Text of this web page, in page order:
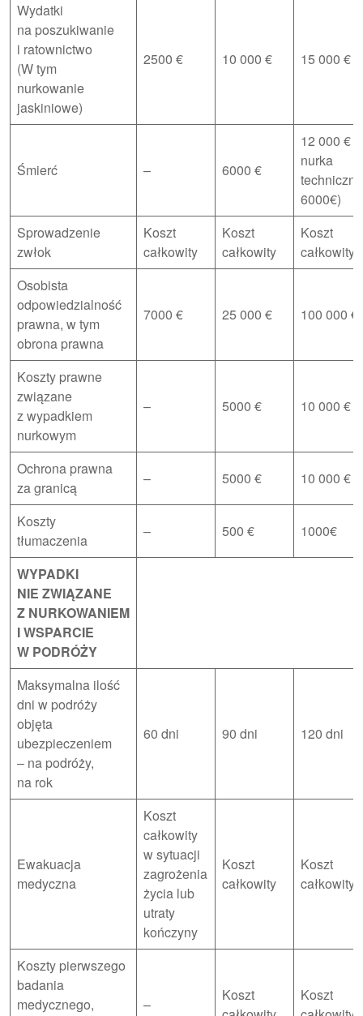
Wydatki
na poszukiwanie
i ratownictwo
(W tym
nurkowanie
jaskiniowe)
2500 € 10 000 € 15 000 €
Śmierć – 6000 €
12 000 €
nurka
6000€)
Sprowadzenie
zwłok
Koszt
całkowity
Koszt
całkowity
Koszt
całkowity
Osobista
odpowiedzialność
prawna, w tym
obrona prawna
7000 € 25 000 € 100 000 €
Koszty prawne
związane
z wypadkiem
nurkowym
– 5000 € 10 000 €
Ochrona prawna
za granicą
– 5000 € 10 000 €
Koszty
tłumaczenia
– 500 € 1000€
WYPADKI
NIE ZWIĄZANE
Z NURKOWANIEM
I WSPARCIE
W PODRÓŻY
Maksymalna ilość
dni w podróży
objęta
ubezpieczeniem
– na podróży,
na rok
60 dni 90 dni 120 dni
Ewakuacja
medyczna
Koszt
całkowity
w sytuacji
zagrożenia
życia lub
utraty
kończyny
Koszt
całkowity
Koszt
całkowity
Koszty pierwszego
badania
medycznego,
–
Koszt
Koszt